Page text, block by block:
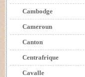
Cambodge
Cameroun
Canton
Centrafrique
Cavalle